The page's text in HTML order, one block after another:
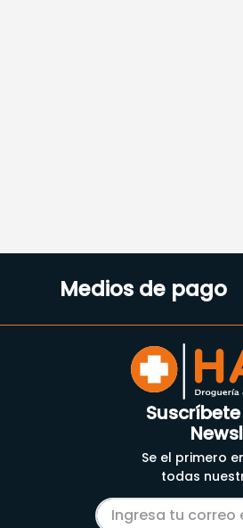
Medios de pago
Se el primero
todas